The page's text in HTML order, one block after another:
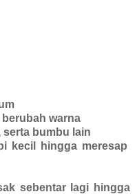
warna
serta bumbu lain
kecil hingga meresap
sebentar lagi hingga